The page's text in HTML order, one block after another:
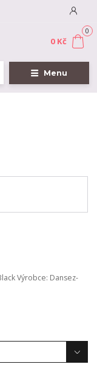
Menu
0
0 Kč
Výrobce: Dansez-